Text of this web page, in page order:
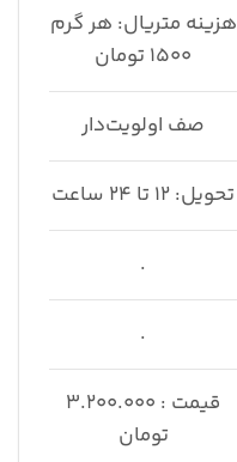
هزینه متریال: هر گرم
۱۵۰۰ تومان
صف اولویت‌دار
تحویل: ۱۲ تا ۲۴ ساعت
.
.
قیمت :‌ ۳.۲۰۰.۰۰۰
تومان